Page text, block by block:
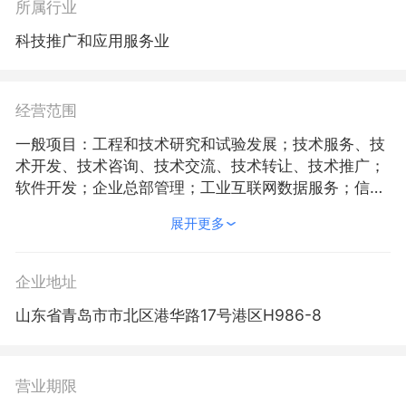
所属行业
科技推广和应用服务业
经营范围
一般项目：工程和技术研究和试验发展；技术服务、技
术开发、技术咨询、技术交流、技术转让、技术推广；
软件开发；企业总部管理；工业互联网数据服务；信息
（不含职业中介活动、劳务派遣服务）；软件外包服
售；专业设计服务；信息技术咨询服务；自有资金投资
知识产权服务（专利代理服务除外）；非融资担保服
办公服务；计算机及通讯设备租赁；生态保护区管理服
展开更多
企业地址
山东省青岛市市北区港华路17号港区H986-8
营业期限